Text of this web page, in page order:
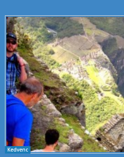
Kedvenc